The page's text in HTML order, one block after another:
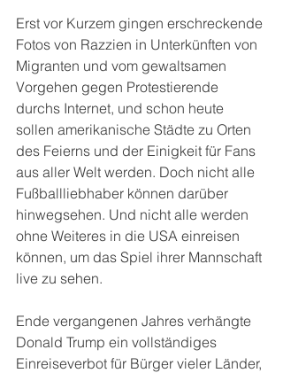
Erst vor Kurzem gingen erschreckende
Fotos von Razzien in Unterkünften von
Migranten und vom gewaltsamen
Vorgehen gegen Protestierende
durchs Internet, und schon heute
sollen amerikanische Städte zu Orten
des Feierns und der Einigkeit für Fans
aus aller Welt werden. Doch nicht alle
Fußballliebhaber können darüber
hinwegsehen. Und nicht alle werden
ohne Weiteres in die USA einreisen
können, um das Spiel ihrer Mannschaft
live zu sehen.
Ende vergangenen Jahres verhängte
Donald Trump ein vollständiges
Einreiseverbot für Bürger vieler Länder,